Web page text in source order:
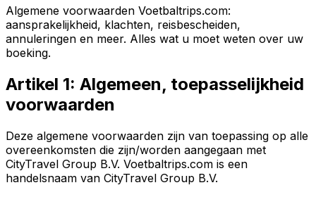
Algemene voorwaarden Voetbaltrips.com:
aansprakelijkheid, klachten, reisbescheiden,
annuleringen en meer. Alles wat u moet weten over uw
boeking.
Artikel 1: Algemeen, toepasselijkheid
voorwaarden
Deze algemene voorwaarden zijn van toepassing op alle
overeenkomsten die zijn/worden aangegaan met
CityTravel Group B.V. Voetbaltrips.com is een
handelsnaam van CityTravel Group B.V.